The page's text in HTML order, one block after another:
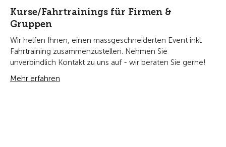
Kurse/Fahrtrainings für Firmen &
Gruppen
Wir helfen Ihnen, einen massgeschneiderten Event inkl.
Fahrtraining zusammenzustellen. Nehmen Sie
unverbindlich Kontakt zu uns auf - wir beraten Sie gerne!
Mehr erfahren